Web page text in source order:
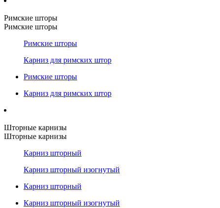
Римские шторы
Римские шторы
Римские шторы
Карниз для римских штор
Римские шторы
Карниз для римских штор
Шторные карнизы
Шторные карнизы
Карниз шторный
Карниз шторный изогнутый
Карниз шторный
Карниз шторный изогнутый